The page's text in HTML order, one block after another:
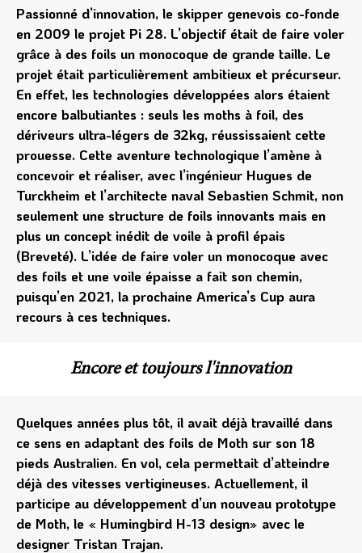
Passionné d’innovation, le skipper genevois co-fonde
en 2009 le projet Pi 28. L’objectif était de faire voler
grâce à des foils un monocoque de grande taille. Le
projet était particulièrement ambitieux et précurseur.
En effet, les technologies développées alors étaient
encore balbutiantes : seuls les moths à foil, des
dériveurs ultra-légers de 32kg, réussissaient cette
prouesse. Cette aventure technologique l’amène à
concevoir et réaliser, avec l’ingénieur Hugues de
Turckheim et l’architecte naval Sebastien Schmit, non
seulement une structure de foils innovants mais en
plus un concept inédit de voile à profil épais
(Breveté). L’idée de faire voler un monocoque avec
des foils et une voile épaisse a fait son chemin,
puisqu’en 2021, la prochaine America’s Cup aura
recours à ces techniques.
Encore et toujours l'innovation
Quelques années plus tôt, il avait déjà travaillé dans
ce sens en adaptant des foils de Moth sur son 18
pieds Australien. En vol, cela permettait d’atteindre
déjà des vitesses vertigineuses. Actuellement, il
participe au développement d’un nouveau prototype
de Moth, le « Humingbird H-13 design» avec le
designer Tristan Trajan.